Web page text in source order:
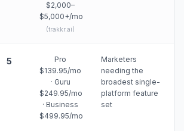
$2,000–
$5,000+/mo
(trakkr.ai)
5
Pro
$139.95/mo
· Guru
$249.95/mo
· Business
$499.95/mo
Marketers
needing the
broadest single-
platform feature
set